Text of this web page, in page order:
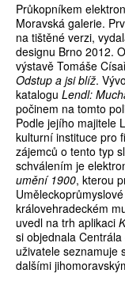
Průkopníkem
Moravská galerie.
na tištěné verzi,
designu Brno 2012.
výstavě Tomáše
Odstup a jsi blíž.
katalogu Lendl:
počinem na tomto
Podle jejího majitele
kulturní instituce pro
zájemců o tento typ
schválením je
umění 1900, kterou
královehradeckém
uvedl na trh aplikaci
si objednala
uživatele seznamuje
dalšími